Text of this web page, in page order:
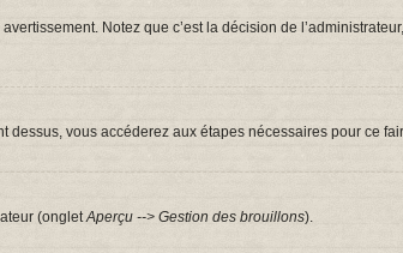
Notez que c’est la décision de
dessus, vous accéderez aux étapes nécessaires pour ce
(ongletAperçu --> Gestion des brouillons).